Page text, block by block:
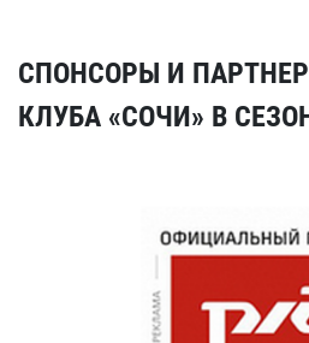
СПОНСОРЫ И
КЛУБА «СОЧИ» В